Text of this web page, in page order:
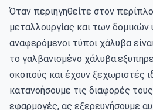
Όταν περιηγηθείτε στον
μεταλλουργίας και των δομικών
αναφερόμενοι τύποι χάλυβα
το γαλβανισμένο
σκοπούς και έχουν ξεχωριστές
κατανοήσουμε τις διαφορές
εφαρμογές, ας εξερευνήσουμε